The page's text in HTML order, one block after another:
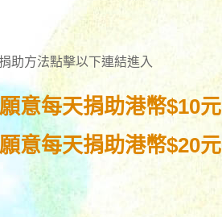
助方法點擊以下連結進入
意每天捐助港幣$10元
意每天捐助港幣$20元